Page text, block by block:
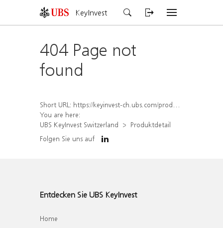
KeyInvest
404 Page not
found
Short URL: https://keyinvest-ch.ubs.com/produkt/detail/index/isin/CH1570533377
You are here:
UBS KeyInvest Switzerland
Produktdetail
Folgen Sie uns auf
Entdecken Sie UBS KeyInvest
Home